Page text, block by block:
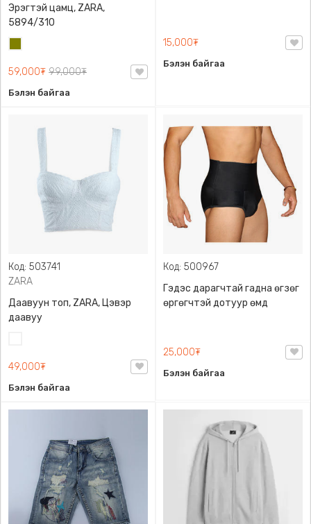
Эрэгтэй цамц, ZARA,
5894/310
59,000₮ 99,000₮
Бэлэн байгаа
15,000₮
Бэлэн байгаа
Код: 503741
ZARA
Даавуун топ, ZARA, Цэвэр
даавуу
49,000₮
Бэлэн байгаа
Код: 500967
Гэдэс дарагчтай гадна өгзөг
өргөгчтэй дотуур өмд
25,000₮
Бэлэн байгаа